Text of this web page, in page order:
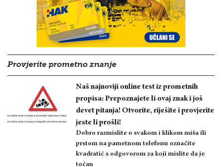
Provjerite prometno znanje
Naš najnoviji online test iz prometnih
propisa: Prepoznajete li ovaj znak i još
devet pitanja! Otvorite, riješite i provjerite
jeste li prošli!
Dobro razmislite o svakom i klikom miša ili
prstom na pametnom telefonu označite
kvadratić s odgovorom za koji mislite da je
točan